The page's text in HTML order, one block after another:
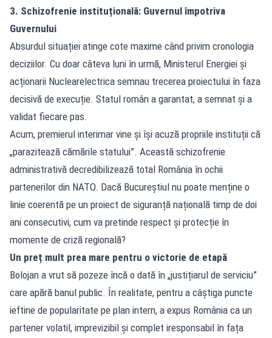
3. Schizofrenie instituțională: Guvernul împotriva
Guvernului
Absurdul situației atinge cote maxime când privim cronologia
deciziilor. Cu doar câteva luni în urmă, Ministerul Energiei și
acționarii Nuclearelectrica semnau trecerea proiectului în faza
decisivă de execuție. Statul român a garantat, a semnat și a
validat fiecare pas.
Acum, premierul interimar vine și își acuză propriile instituții că
„parazitează cămările statului”. Această schizofrenie
administrativă decredibilizează total România în ochii
partenerilor din NATO. Dacă Bucureștiul nu poate menține o
linie coerentă pe un proiect de siguranță națională timp de doi
ani consecutivi, cum va pretinde respect și protecție în
momente de criză regională?
Un preț mult prea mare pentru o victorie de etapă
Bolojan a vrut să pozeze încă o dată în „justițiarul de serviciu”
care apără banul public. În realitate, pentru a câștiga puncte
ieftine de popularitate pe plan intern, a expus România ca un
partener volatil, imprevizibil și complet iresponsabil în fața